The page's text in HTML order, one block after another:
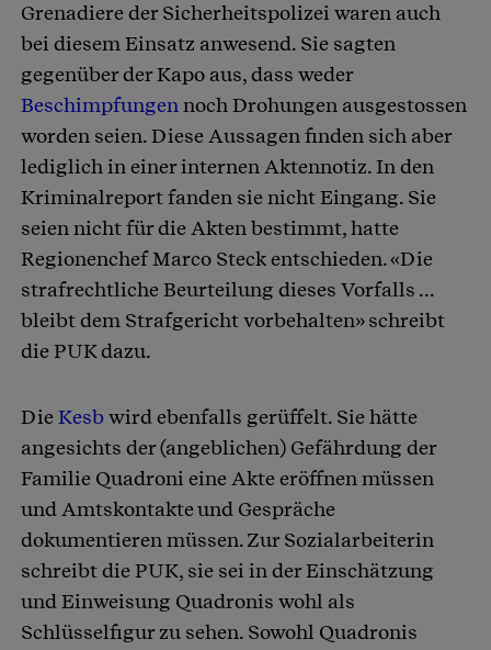
Grenadiere der Sicherheitspolizei waren auch
bei diesem Einsatz anwesend. Sie sagten
gegenüber der Kapo aus, dass weder
Beschimpfungennoch Drohungen ausgestossen
worden seien. Diese Aussagen finden sich aber
lediglich in einer internen Aktennotiz. In den
Kriminalreport fanden sie nicht Eingang. Sie
seien nicht für die Akten bestimmt, hatte
Regionenchef Marco Steck entschieden. «Die
strafrechtliche Beurteilung dieses Vorfalls ...
bleibt dem Strafgericht vorbehalten» schreibt
die PUK dazu.
DieKesbwird ebenfalls gerüffelt. Sie hätte
angesichts der (angeblichen) Gefährdung der
Familie Quadroni eine Akte eröffnen müssen
und Amtskontakte und Gespräche
dokumentieren müssen. Zur Sozialarbeiterin
schreibt die PUK, sie sei in der Einschätzung
und Einweisung Quadronis wohl als
Schlüsselfigur zu sehen. Sowohl Quadronis